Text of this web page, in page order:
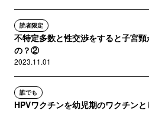
読者限定
不特定多数と性交渉をすると子宮頸
の？②
2023.11.01
誰でも
HPVワクチンを幼児期のワクチン